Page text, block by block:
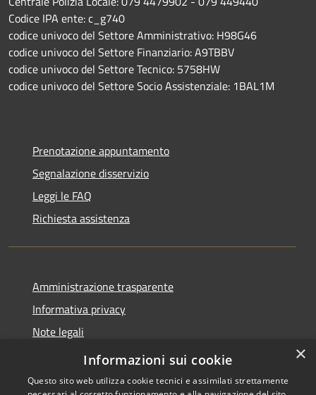
Codice IPA ente: c_g740
codice univoco del Settore Amministrativo: H98G46
codice univoco del Settore Finanziario: A9TBBV
codice univoco del Settore Tecnico: 5758HW
codice univoco del Settore Socio Assistenziale: 1BAL1M
Prenotazione appuntamento
Segnalazione disservizio
Leggi le FAQ
Richiesta assistenza
Amministrazione trasparente
Informativa privacy
Note legali
Dichiarazione di accessibilità
×
Informazioni sui cookie
Questo sito web utilizza cookie tecnici e assimilati strettamente